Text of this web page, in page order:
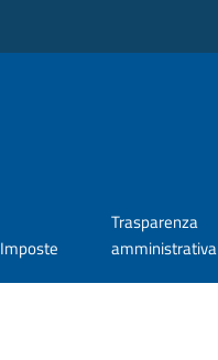
Imposte
Trasparenza
amministrativa